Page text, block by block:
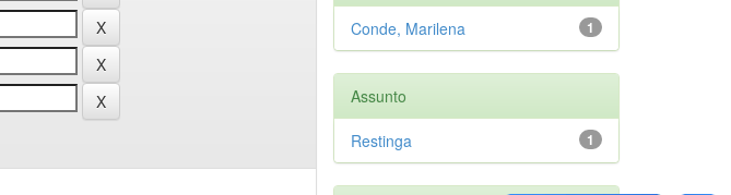
1
Conde, Marilena
Assunto
1
Restinga